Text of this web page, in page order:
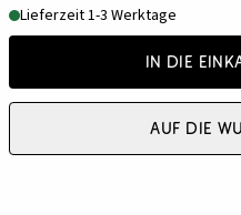
Lieferzeit 1-3 Werktage
In die
Auf die